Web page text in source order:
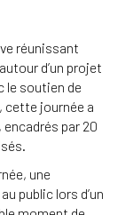
réunissant
d’un projet
le soutien de
cette journée a
par 20
une
public lors d’un